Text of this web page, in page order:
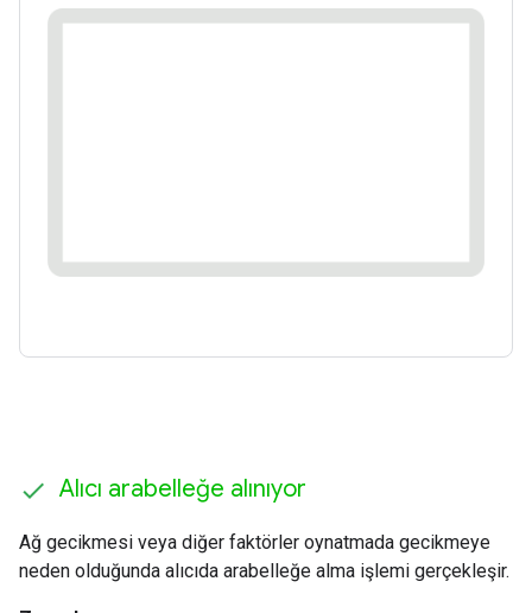
Alıcı arabelleğe alınıyor
Ağ gecikmesi veya diğer faktörler oynatmada gecikmeye
neden olduğunda alıcıda arabelleğe alma işlemi gerçekleşir.